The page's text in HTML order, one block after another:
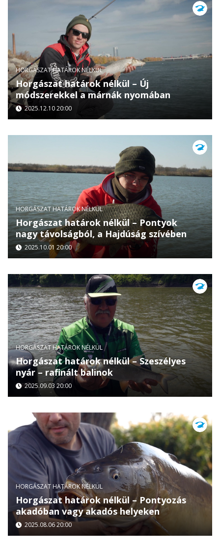
HORGÁSZAT HATÁROK NÉLKÜL
Horgászat határok nélkül – Új
módszerekkel a márnák nyomában
2025.12.10 20:00
HORGÁSZAT HATÁROK NÉLKÜL
Horgászat határok nélkül – Pontyok
nagy távolságból, a Hajdúság szívében
2025.10.01 20:00
HORGÁSZAT HATÁROK NÉLKÜL
Horgászat határok nélkül – Szeszélyes
nyár – rafinált balinok
2025.09.03 20:00
HORGÁSZAT HATÁROK NÉLKÜL
Horgászat határok nélkül – Pontyozás
akadóban vagy akadós helyeken
2025.08.06 20:00